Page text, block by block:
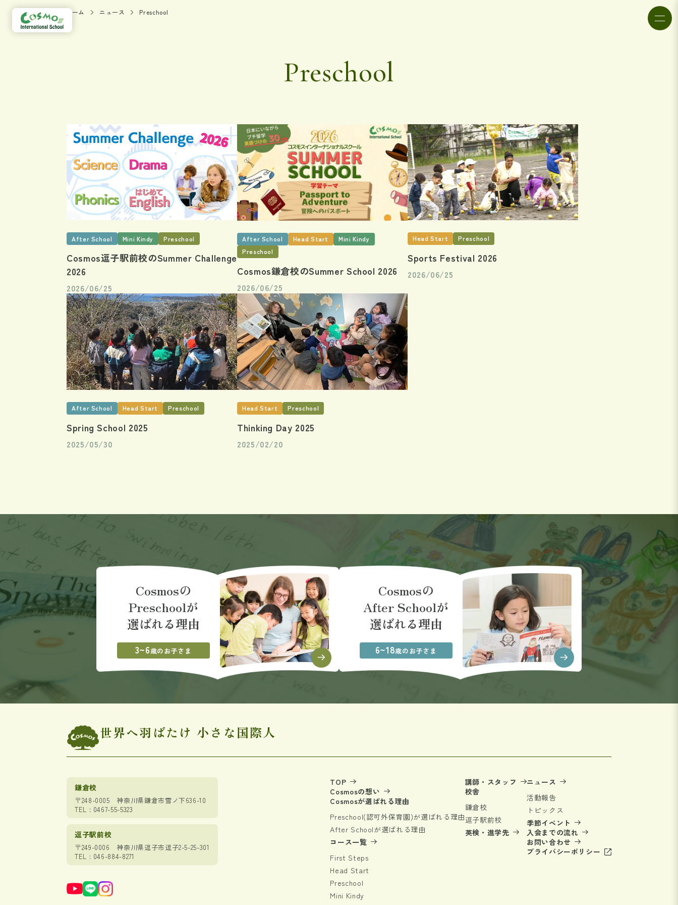
ホーム ニュース Preschool
Preschool
After School Mini Kindy Preschool
Cosmos逗子駅前校のSummer Challenge
2026
2026/06/25
After School Head Start
Mini Kindy
Preschool
Cosmos鎌倉校のSummer School 2026
2026/06/25
Head Start Preschool
Sports Festival 2026
2026/06/25
After School Head Start Preschool
Spring School 2025
2025/05/30
Head Start Preschool
Thinking Day 2025
2025/02/20
Cosmosの
Preschoolが
選ばれる理由
3~6歳のお子さま
Cosmosの
After Schoolが
選ばれる理由
6~18歳のお子さま
世界へ羽ばたけ 小さな国際人
鎌倉校
〒248-0005神奈川県鎌倉市雪ノ下636-10
TEL : 0467-55-5323
逗子駅前校
〒249-0006神奈川県逗子市逗子2-5-25-301
TEL : 046-884-8271
TOP
Cosmosの想い
Cosmosが選ばれる理由
Preschool(認可外保育園)が選ばれる理由
After Schoolが選ばれる理由
コース一覧
First Steps
Head Start
Preschool
Mini Kindy
講師・スタッフ
校舎
鎌倉校
逗子駅前校
英検・進学先
ニュース
活動報告
トピックス
季節イベント
入会までの流れ
お問い合わせ
プライバシーポリシー